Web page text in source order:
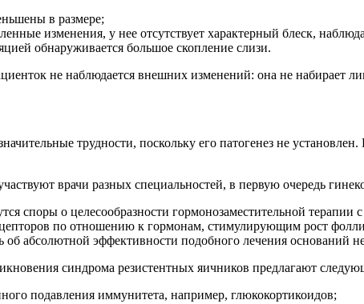
в размере;
изменения, у нее отсутствует характерный блеск,
обнаруживается большое скопление слизи.
не наблюдается внешних изменений: она не набирает
трудности, поскольку его патогенез не
врачи разных специальностей, в первую очередь
споры о целесообразности гормонозаместительной
по отношению к гормонам, стимулирующим рост
об абсолютной эффективности подобного лечения оснований
синдрома резистентных яичников предлагают
подавления иммунитета, например, глюкокортикоидов;